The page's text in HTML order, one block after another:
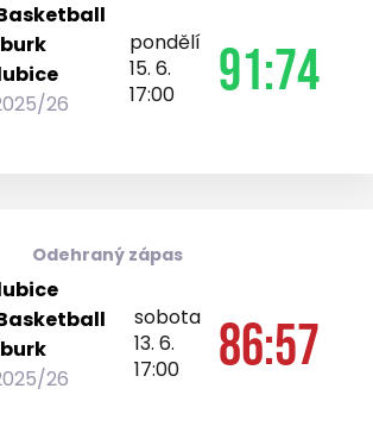
26
pondělí
15. 6.
17:00
91:74
Odehraný zápas
26
sobota
13. 6.
17:00
86:57